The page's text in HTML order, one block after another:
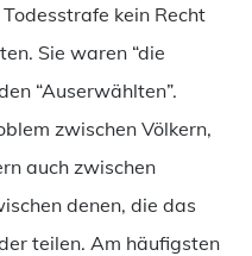
kein Recht
Sie waren “die
“Auserwählten”.
zwischen Völkern,
auch zwischen
denen, die das
teilen. Am häufigsten